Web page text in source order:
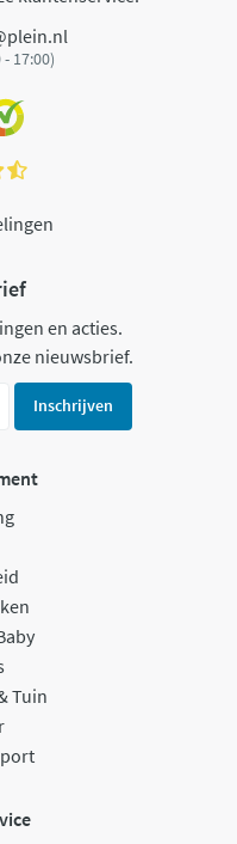
17:00)
en acties.
nieuwsbrief.
Inschrijven
Tuin